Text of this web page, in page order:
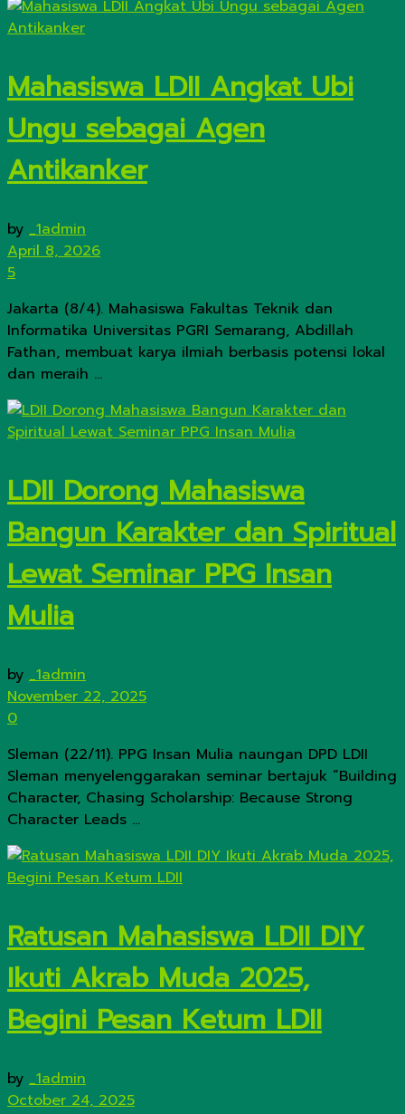
Mahasiswa LDII Angkat Ubi
Ungu sebagai Agen
Antikanker
by _1admin
April 8, 2026
5
Jakarta (8/4). Mahasiswa Fakultas Teknik dan
Informatika Universitas PGRI Semarang, Abdillah
Fathan, membuat karya ilmiah berbasis potensi lokal
dan meraih ...
LDII Dorong Mahasiswa
Bangun Karakter dan Spiritual
Lewat Seminar PPG Insan
Mulia
by _1admin
November 22, 2025
0
Sleman (22/11). PPG Insan Mulia naungan DPD LDII
Sleman menyelenggarakan seminar bertajuk “Building
Character, Chasing Scholarship: Because Strong
Character Leads ...
Ratusan Mahasiswa LDII DIY
Ikuti Akrab Muda 2025,
Begini Pesan Ketum LDII
by _1admin
October 24, 2025